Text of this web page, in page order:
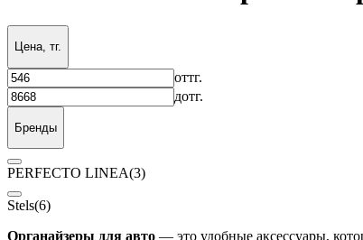
Цена, тг.
оттг.
дотг.
Бренды
PERFECTO LINEA(3)
Stels(6)
Органайзеры для авто — это удобные аксессуары,